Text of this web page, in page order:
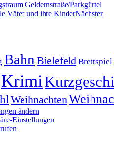
Geldernstraße/Parkgürtel
Väter und ihre KinderNächster
Bahn Bielefeld Brettspiel
Krimi
Weihnachten
ändern
Einstellungen